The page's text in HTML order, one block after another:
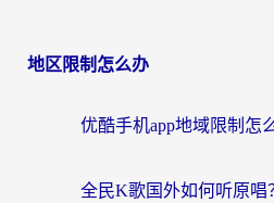
地区限制怎么办